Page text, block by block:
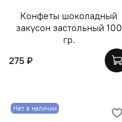
Конфеты шоколадный
закусон застольный 100
гр.
275 ₽
Нет в наличии